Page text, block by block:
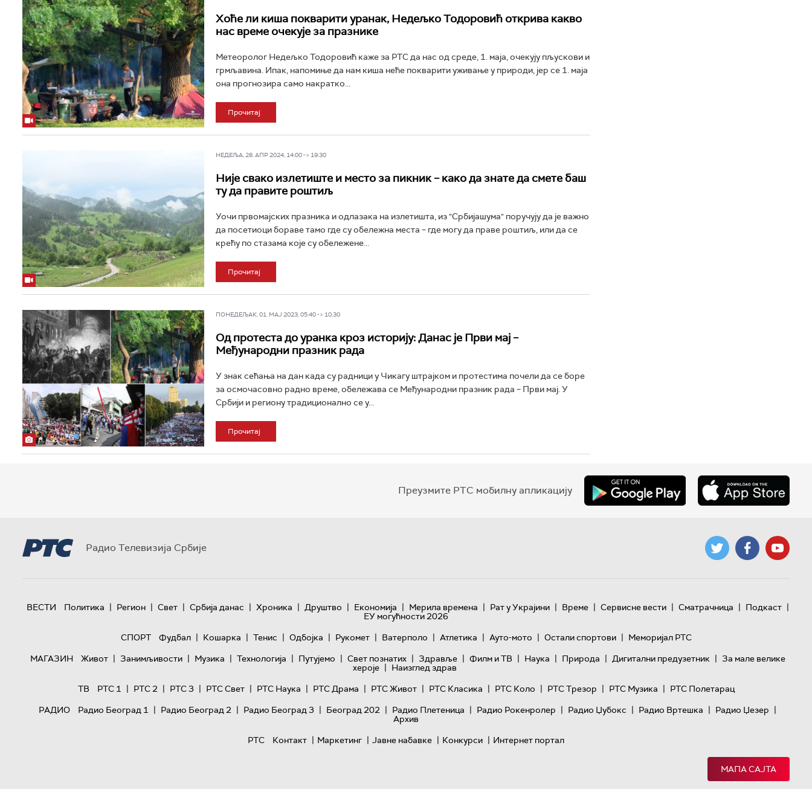
Хоће ли киша покварити уранак, Недељко Тодоровић открива какво
нас време очекује за празнике
Метеоролог Недељко Тодоровић каже за РТС да нас од среде, 1. маја, очекују пљускови и
грмљавина. Ипак, напомиње да нам киша неће покварити уживање у природи, јер се 1. маја
она прогнозира само накратко...
Прочитај
НЕДЕЉА, 28. АПР 2024, 14:00 -> 19:30
Није свако излетиште и место за пикник – како да знате да смете баш
ту да правите роштиљ
Уочи првомајских празника и одлазака на излетишта, из "Србијашума" поручују да је важно
да посетиоци бораве тамо где су обележна места – где могу да праве роштиљ, или да се
крећу по стазама које су обележене...
Прочитај
ПОНЕДЕЉАК, 01. МАЈ 2023, 05:40 -> 10:30
Од протеста до уранка кроз историју: Данас је Први мај –
Међународни празник рада
У знак сећања на дан када су радници у Чикагу штрајком и протестима почели да се боре
за осмочасовно радно време, обележава се Међународни празник рада – Први мај. У
Србији и региону традиционално се у...
Прочитај
Преузмите РТС мобилну апликацију
Радио Телевизија Србије
ВЕСТИ Политика | Регион | Свет | Србија данас | Хроника | Друштво | Економија | Мерила времена | Рат у Украјини | Време | Сервисне вести | Сматрачница | Подкаст |
ЕУ могућности 2026
СПОРТ
Фудбал | Кошарка | Тенис | Одбојка | Рукомет | Ватерполо | Атлетика | Ауто-мото | Остали спортови | Меморијал РТС
МАГАЗИН
Живот | Занимљивости | Музика | Технологијa | Путујемо | Свет познатих | Здравље | Филм и ТВ | Наука | Природа | Дигитални предузетник | За мале велике
хероје | Наизглед здрав
ТВ
РТС 1 | РТС 2 | РТС 3 | РТС Свет | РТС Наука | РТС Драма | РТС Живот | РТС Класика | РТС Коло | РТС Трезор | РТС Музика | РТС Полетарац
РАДИО
Радио Београд 1 | Радио Београд 2 | Радио Београд 3 | Београд 202 | Радио Плетеница | Радио Рокенролер | Радио Џубокс | Радио Вртешка | Радио Џезер |
Архив
РТС
Контакт | Маркетинг | Јавне набавке | Конкурси | Интернет портал
МАПА САЈТА